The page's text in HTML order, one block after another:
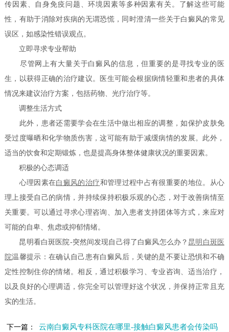
传因素、自身免疫问题、环境因素等多种因素有关。了解这些可能
性，有助于消除对疾病的无谓恐慌，同时澄清一些关于白癜风的常见
误区，如感染性错误观点。
立即寻求专业帮助
尽管网上有大量关于白癜风的信息，但重要的是寻找专业的医
生，以获得正确的治疗建议。医生可能会根据病情轻重和患者的具体
情况来建议治疗方案，包括药物、光疗治疗等。
调整生活方式
此外，患者还需要学会在生活中做出相应的调整，如保护皮肤免
受过度曝晒和化学物质伤害，这可能有助于减缓病情的发展。此外，
适当的饮食和定期锻炼，也是提高身体整体健康状况的重要因素。
积极的心态调适
心理因素在白癜风的治疗和管理过程中占有很重要的地位。从心
理上接受自己的病情，并持续保持积极乐观的心态，对于改善病情至
关重要。可以通过寻求心理咨询、加入患者支持团体等方式，来应对
可能的自卑、焦虑或抑郁情绪。
昆明看白斑医院-突然间发现自己得了白癜风怎么办？ 昆明白斑医
院温馨提示：在确认自己患有白癜风后，关键的是不要让恐惧和不确
定性控制住你的情绪。相反，通过积极学习、专业咨询、适当治疗，
以及良好的心理调适，你完全可以管理好这个状况，并保持正常且充
实的生活。
下一篇： 云南白癜风专科医院在哪里-接触白癜风患者会传染吗